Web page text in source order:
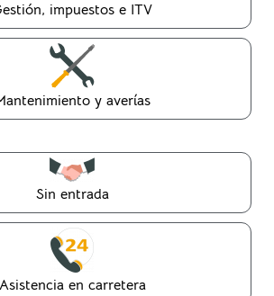
impuestos e ITV
y averías
Sin entrada
Asistencia en carretera